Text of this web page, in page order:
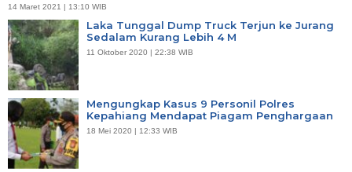
14 Maret 2021 | 13:10 WIB
Laka Tunggal Dump Truck Terjun ke Jurang
Sedalam Kurang Lebih 4 M
11 Oktober 2020 | 22:38 WIB
Mengungkap Kasus 9 Personil Polres
Kepahiang Mendapat Piagam Penghargaan
18 Mei 2020 | 12:33 WIB